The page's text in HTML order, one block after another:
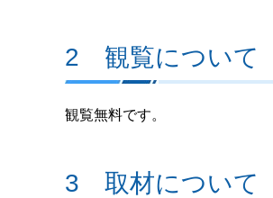
2 観覧について
観覧無料です。
3 取材について